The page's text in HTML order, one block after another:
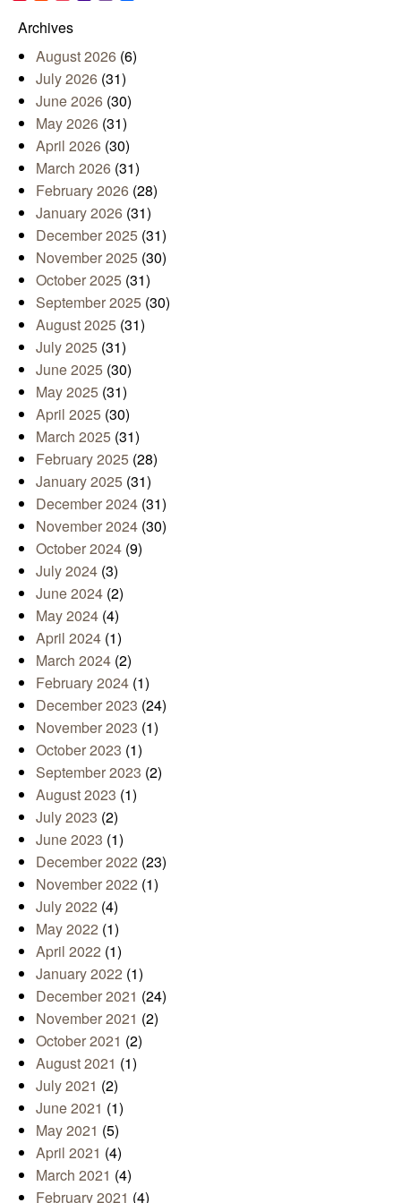
Mail
Archives
August 2026 (6)
July 2026 (31)
June 2026 (30)
May 2026 (31)
April 2026 (30)
March 2026 (31)
February 2026 (28)
January 2026 (31)
December 2025 (31)
November 2025 (30)
October 2025 (31)
September 2025 (30)
August 2025 (31)
July 2025 (31)
June 2025 (30)
May 2025 (31)
April 2025 (30)
March 2025 (31)
February 2025 (28)
January 2025 (31)
December 2024 (31)
November 2024 (30)
October 2024 (9)
July 2024 (3)
June 2024 (2)
May 2024 (4)
April 2024 (1)
March 2024 (2)
February 2024 (1)
December 2023 (24)
November 2023 (1)
October 2023 (1)
September 2023 (2)
August 2023 (1)
July 2023 (2)
June 2023 (1)
December 2022 (23)
November 2022 (1)
July 2022 (4)
May 2022 (1)
April 2022 (1)
January 2022 (1)
December 2021 (24)
November 2021 (2)
October 2021 (2)
August 2021 (1)
July 2021 (2)
June 2021 (1)
May 2021 (5)
April 2021 (4)
March 2021 (4)
February 2021 (4)